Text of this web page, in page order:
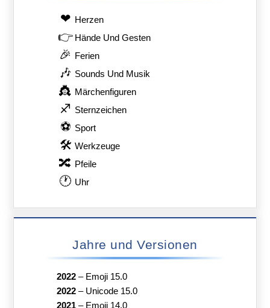
❤ Herzen
👉 Hände Und Gesten
🎉 Ferien
🎶 Sounds Und Musik
👸 Märchenfiguren
♐ Sternzeichen
⚽ Sport
🛠 Werkzeuge
🔀 Pfeile
🕐 Uhr
Jahre und Versionen
2022– Emoji 15.0
2022– Unicode 15.0
2021– Emoji 14.0